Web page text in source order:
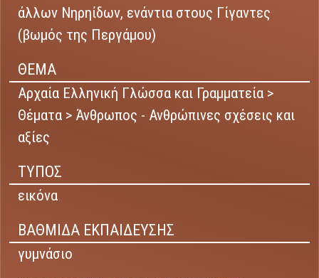
άλλων Νηρηίδων, ενάντια στους Γίγαντες
(βωμός της Περγάμου)
ΘΕΜΑ
Αρχαία Ελληνική Γλώσσα και Γραμματεία >
Θέματα > Άνθρωπος - Ανθρώπινες σχέσεις και
αξίες
ΤΥΠΟΣ
εικόνα
ΒΑΘΜΙΔΑ ΕΚΠΑΙΔΕΥΣΗΣ
γυμνάσιο